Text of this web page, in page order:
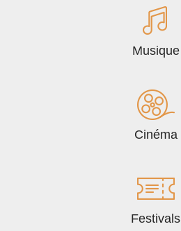
Musique
Cinéma
Festivals